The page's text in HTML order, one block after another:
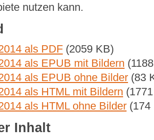
nutzen kann.
als PDF (2059 KB)
als EPUB mit Bildern
als EPUB ohne Bilder (83
als HTML mit Bildern
als HTML ohne Bilder (174
Inhalt